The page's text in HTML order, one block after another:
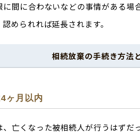
に間に合わないなどの事情がある場
められれば延長されます。
相続放棄の手続き方法
ヶ月以内
亡くなった被相続人が行うはずだ